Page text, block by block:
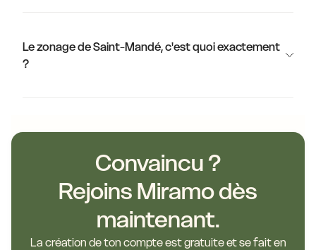
Le zonage de Saint-Mandé, c'est quoi exactement
?
Convaincu ?
Rejoins Miramo dès
maintenant.
La création de ton compte est gratuite et se fait en